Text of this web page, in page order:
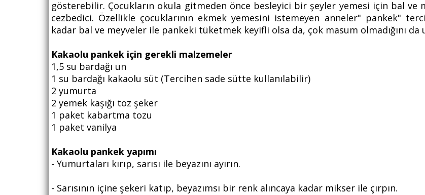
gösterebilir. Çocukların okula gitmeden önce besleyici bir şeyler yemesi için bal ve
cezbedici. Özellikle çocuklarının ekmek yemesini istemeyen anneler" pankek"
kadar bal ve meyveler ile pankeki tüketmek keyifli olsa da, çok masum olmadığını
Kakaolu pankek için gerekli malzemeler
1,5 su bardağı un
1 su bardağı kakaolu süt (Tercihen sade sütte kullanılabilir)
2 yumurta
2 yemek kaşığı toz şeker
1 paket kabartma tozu
1 paket vanilya
Kakaolu pankek yapımı
- Yumurtaları kırıp, sarısı ile beyazını ayırın.
- Sarısının içine şekeri katıp, beyazımsı bir renk alıncaya kadar mikser ile çırpın.